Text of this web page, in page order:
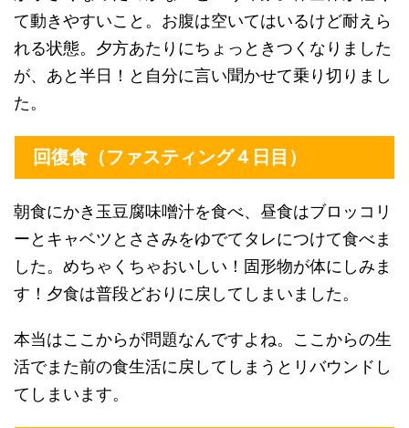
て動きやすいこと。お腹は空いてはいるけど耐えら
れる状態。夕方あたりにちょっときつくなりました
が、あと半日！と自分に言い聞かせて乗り切りまし
た。
回復食（ファスティング４日目）
朝食にかき玉豆腐味噌汁を食べ、昼食はブロッコリ
ーとキャベツとささみをゆでてタレにつけて食べま
した。めちゃくちゃおいしい！固形物が体にしみま
す！夕食は普段どおりに戻してしまいました。
本当はここからが問題なんですよね。ここからの生
活でまた前の食生活に戻してしまうとリバウンドし
てしまいます。